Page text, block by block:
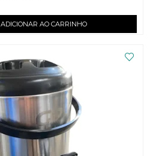
ADICIONAR AO CARRINHO